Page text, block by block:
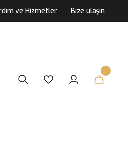
ve Hizmetler Bize ulaşın